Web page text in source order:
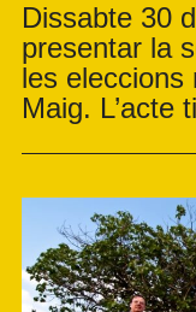
Dissabte 30
presentar la
les eleccions
Maig.